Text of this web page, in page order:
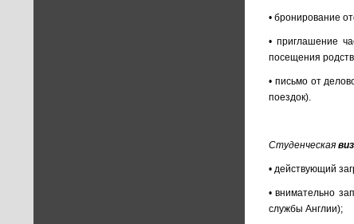
• бронирование
• приглашение
посещения
• письмо от
поездок).
Студенческая
• действующий
• внимательно
службы Англии);